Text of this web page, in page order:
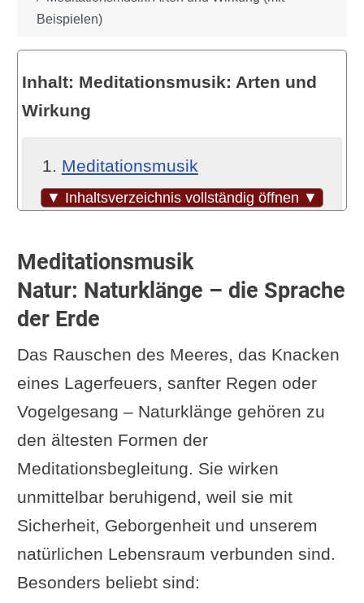
Beispielen)
▼ Inhaltsverzeichnis vollständig öffnen ▼
Inhalt: Meditationsmusik: Arten und
Wirkung
Meditationsmusik
Natur: Naturklänge – die Sprache
Klangschalen und Gongs:
Schwingungen für Körper und
Geist
Wissenschaft der Entspannung
Umfrage: Was hörst du gerne?
Traditionelle Mantren und
Gesänge
Ambient- und Minimal-Musik
Instrumentale Musik: Harfen,
Flöten und sanfte Klavierstücke
Meditationsmusik zum Schlafen
und Einschlafen
Meditationsmusik
Natur: Naturklänge – die Sprache
der Erde
Das Rauschen des Meeres, das Knacken
eines Lagerfeuers, sanfter Regen oder
Vogelgesang – Naturklänge gehören zu
den ältesten Formen der
Meditationsbegleitung. Sie wirken
unmittelbar beruhigend, weil sie mit
Sicherheit, Geborgenheit und unserem
natürlichen Lebensraum verbunden sind.
Besonders beliebt sind: